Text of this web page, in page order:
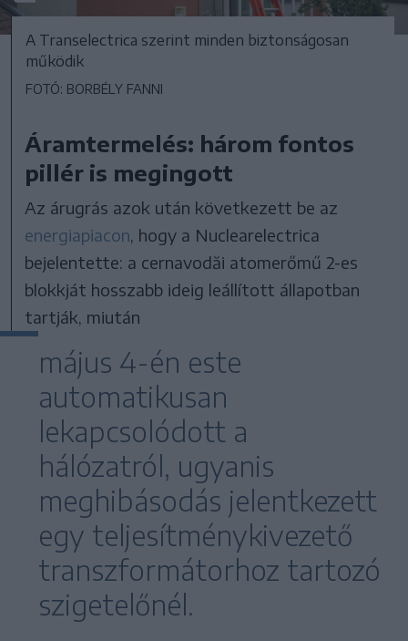
A Transelectrica szerint minden biztonságosan
működik
FOTÓ: BORBÉLY FANNI
Áramtermelés: három fontos
pillér is megingott
Az árugrás azok után következett be az
energiapiacon, hogy a Nuclearelectrica
bejelentette: a cernavodăi atomerőmű 2-es
blokkját hosszabb ideig leállított állapotban
tartják, miután
május 4-én este
automatikusan
lekapcsolódott a
hálózatról, ugyanis
meghibásodás jelentkezett
egy teljesítménykivezető
transzformátorhoz tartozó
szigetelőnél.